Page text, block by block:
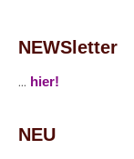
NEWSletter
... hier!
NEU